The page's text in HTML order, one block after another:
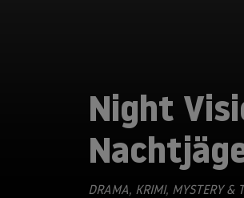
Night
DRAMA, KRIMI, MYSTERY &